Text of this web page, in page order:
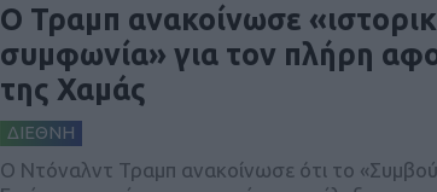
Ο Τραμπ ανακοίνωσε
συμφωνία» για τον πλήρη
της Χαμάς
ΔΙΕΘΝΗ
Ο Ντόναλντ Τραμπ ανακοίνωσε ότι το